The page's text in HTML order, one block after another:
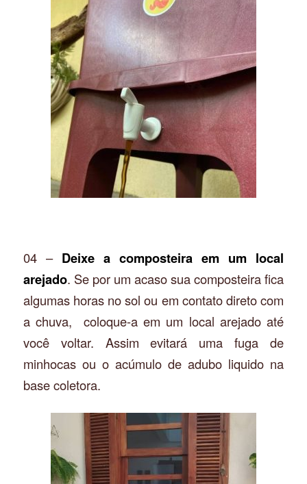
04 – Deixe a composteira em um local
arejado. Se por um acaso sua composteira fica
algumas horas no sol ou em contato direto com
a chuva, coloque-a em um local arejado até
você voltar. Assim evitará uma fuga de
minhocas ou o acúmulo de adubo liquido na
base coletora.